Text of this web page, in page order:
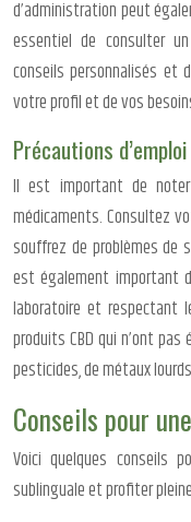
d’administration peut
essentiel de consulter
conseils personnalisés et
votre profil et de vos
Précautions d’emploi
Il est important de
médicaments. Consultez
souffrez de problèmes de
est également important
laboratoire et respectant
produits CBD qui n’ont
pesticides, de métaux
Conseils pour
Voici quelques conseils
sublinguale et profiter